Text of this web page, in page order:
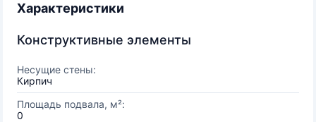
Характеристики
Конструктивные элементы
Несущие стены:
Кирпич
Площадь подвала, м²:
0